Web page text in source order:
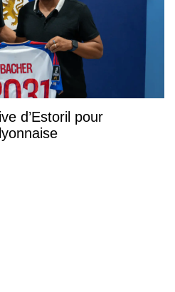
d’Estoril pour